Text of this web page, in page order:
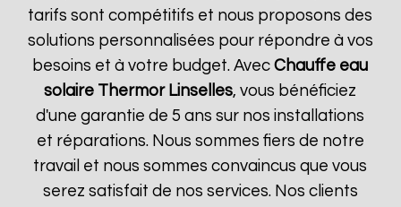
tarifs sont compétitifs et nous proposons des
solutions personnalisées pour répondre à vos
besoins et à votre budget. AvecChauffe eau
solaire Thermor Linselles, vous bénéficiez
d'une garantie de 5 ans sur nos installations
et réparations. Nous sommes fiers de notre
travail et nous sommes convaincus que vous
serez satisfait de nos services. Nos clients